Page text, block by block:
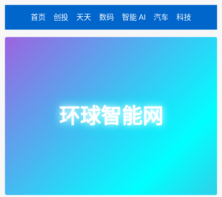
首页 创投 天天 数码 智能 AI 汽车 科技
环球智能网